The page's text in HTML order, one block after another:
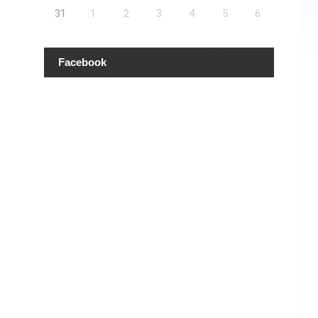
31 1 2 3 4 5 6
Facebook